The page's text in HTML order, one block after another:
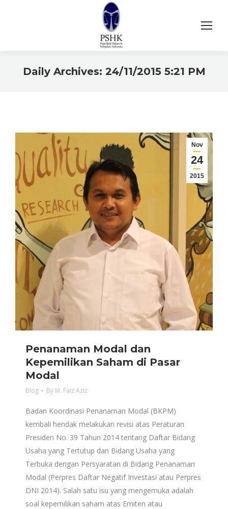
Daily Archives: 24/11/2015 5:21 PM
Nov
24
2015
Penanaman Modal dan
Kepemilikan Saham di Pasar
Modal
Blog By M. Faiz Aziz
Badan Koordinasi Penanaman Modal (BKPM)
kembali hendak melakukan revisi atas Peraturan
Presiden No. 39 Tahun 2014 tentang Daftar Bidang
Usaha yang Tertutup dan Bidang Usaha yang
Terbuka dengan Persyaratan di Bidang Penanaman
Modal (Perpres Daftar Negatif Investasi atau Perpres
DNI 2014). Salah satu isu yang mengemuka adalah
soal kepemilikan saham atas Emiten atau